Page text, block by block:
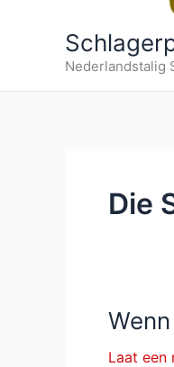
Nederlandstalig
Die
Laat een